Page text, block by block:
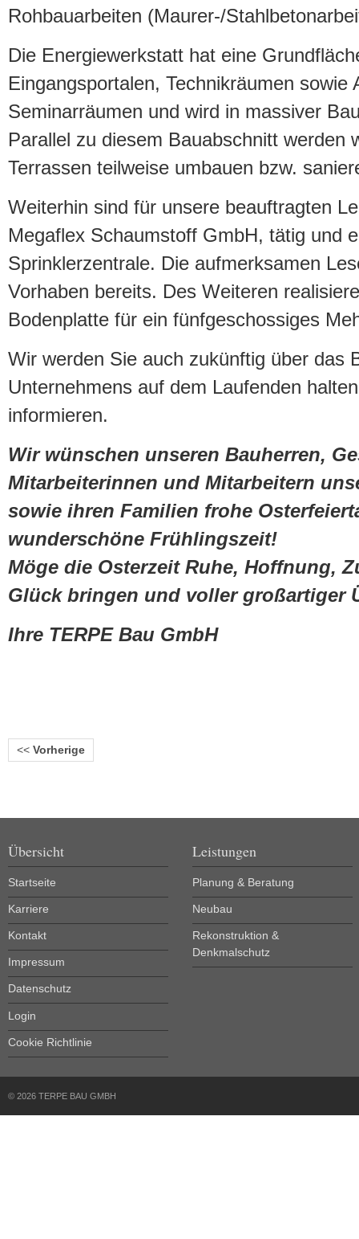
Rohbauarbeiten (Maurer-/
Die Energiewerkstatt hat eine
Eingangsportalen, Technikräumen sowie
Seminarräumen und wird in massiver
Parallel zu diesem Bauabschnitt werden
Terrassen teilweise umbauen bzw.
Weiterhin sind für unsere beauftragten
Megaflex Schaumstoff GmbH, tätig und
Sprinklerzentrale. Die aufmerksamen
Vorhaben bereits. Des Weiteren
Bodenplatte für ein fünfgeschossiges
Wir werden Sie auch zukünftig über das
Unternehmens auf dem Laufenden
informieren.
Wir wünschen unseren Bauherren,
Mitarbeiterinnen und Mitarbeitern
sowie ihren Familien frohe
wunderschöne Frühlingszeit!
Möge die Osterzeit Ruhe, Hoffnung,
Glück bringen und voller großartiger
Ihre TERPE Bau GmbH
<< Vorherige
Übersicht
Startseite
Karriere
Kontakt
Impressum
Datenschutz
Login
Cookie Richtlinie
Leistungen
Planung & Beratung
Neubau
Rekonstruktion &
Denkmalschutz
© 2026 TERPE BAU GMBH